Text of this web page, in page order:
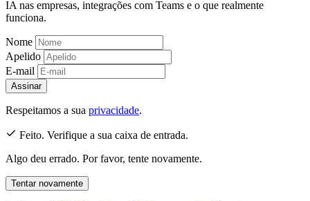
IA nas empresas, integrações com Teams e o que realmente
funciona.
Nome
Apelido
E-mail
Assinar
Respeitamos a sua privacidade.
Feito. Verifique a sua caixa de entrada.
Algo deu errado. Por favor, tente novamente.
Tentar novamente